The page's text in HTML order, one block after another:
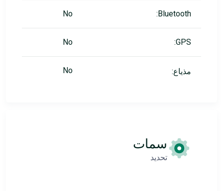
Bluetooth:
No
GPS:
No
مذياع: No
سمات
تحديد